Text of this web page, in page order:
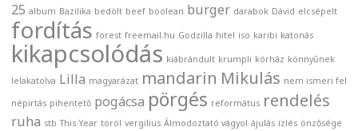
25 album Bazilika bedölt beef boolean burger darabok Dávid elcsépelt
fordítás forest freemail.hu Godzilla hitel iso karibi katonás
kikapcsolódás kiábrándult krumpli kórház könnyűnek
lelakatolva Lilla magyarázat mandarin Mikulás nem ismeri fel
népirtás pihentető pogácsa pörgés református rendelés
ruha stb This Year töröl vergilius Álmodoztató vágyol ájulás ízlés önzősége